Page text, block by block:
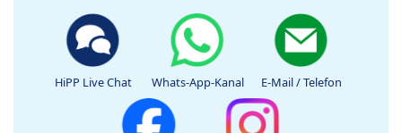
HiPP Live Chat Whats-App-Kanal E-Mail / Telefon